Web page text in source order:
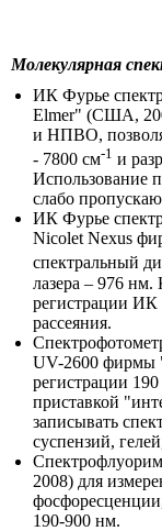
Молекулярная
ИК Фурье
Elmer" (США,
и НПВО,
- 7800 см-1 и
Использование
слабо
ИК Фурье
Nicolet Nexus
спектральный
лазера – 976
регистрации ИК
рассеяния.
UV-2600 фирмы
регистрации
приставкой
записывать
суспензий,
2008) для
190-900 нм.